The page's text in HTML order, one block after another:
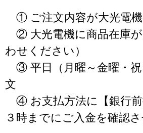
① ご注文内容が大光電
② 大光電機に商品在庫
わせください）
③ 平日（月曜～金曜・祝
文
④ お支払方法に【銀行前
３時までにご入金を確認